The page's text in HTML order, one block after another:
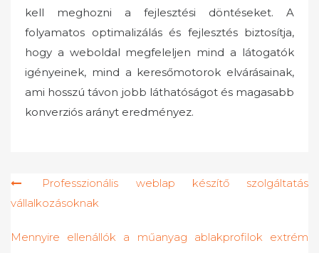
kell meghozni a fejlesztési döntéseket. A
folyamatos optimalizálás és fejlesztés biztosítja,
hogy a weboldal megfeleljen mind a látogatók
igényeinek, mind a keresőmotorok elvárásainak,
ami hosszú távon jobb láthatóságot és magasabb
konverziós arányt eredményez.
Bejegyzés
navigáció
Professzionális weblap készítő szolgáltatás
vállalkozásoknak
Mennyire ellenállók a műanyag ablakprofilok extrém